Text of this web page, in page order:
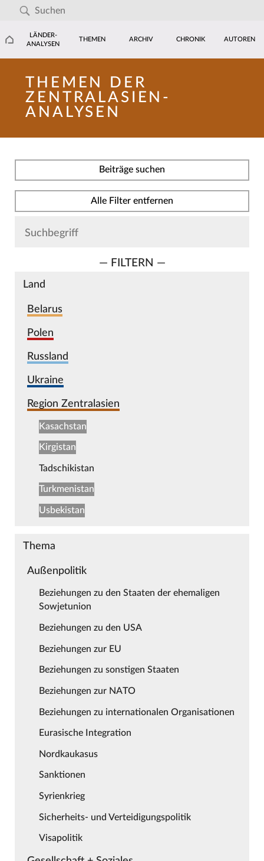
LÄNDER-
ANALYSEN
THEMEN ARCHIV CHRONIK AUTOREN
THEMEN DER
ZENTRALASIEN-
ANALYSEN
Beiträge suchen
Alle Filter entfernen
— FILTERN —
Land
Belarus
Polen
Russland
Ukraine
Region Zentralasien
Kasachstan
Kirgistan
Tadschikistan
Turkmenistan
Usbekistan
Thema
Außenpolitik
Beziehungen zu den Staaten der ehemaligen
Sowjetunion
Beziehungen zu den USA
Beziehungen zur EU
Beziehungen zu sonstigen Staaten
Beziehungen zur NATO
Beziehungen zu internationalen Organisationen
Eurasische Integration
Nordkaukasus
Sanktionen
Syrienkrieg
Sicherheits- und Verteidigungspolitik
Visapolitik